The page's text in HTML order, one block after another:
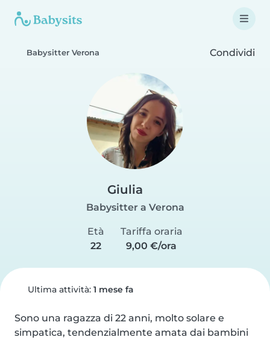
Babysitter Verona Condividi
Giulia
Babysitter a Verona
Età
22
Tariffa oraria
9,00 €/ora
Ultima attività: 1 mese fa
Sono una ragazza di 22 anni, molto solare e
simpatica, tendenzialmente amata dai bambini